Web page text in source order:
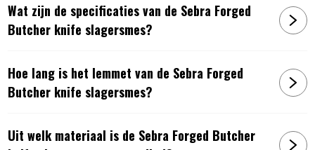
Wat zijn de specificaties van de Sebra Forged
Butcher knife slagersmes?
Hoe lang is het lemmet van de Sebra Forged
Butcher knife slagersmes?
Uit welk materiaal is de Sebra Forged Butcher